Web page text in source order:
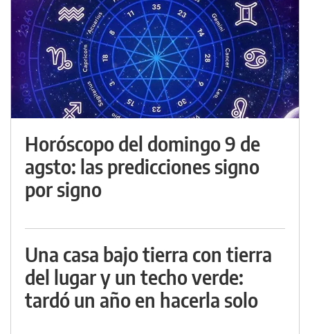
Horóscopo del domingo 9 de
agsto: las predicciones signo
por signo
Una casa bajo tierra con tierra
del lugar y un techo verde:
tardó un año en hacerla solo